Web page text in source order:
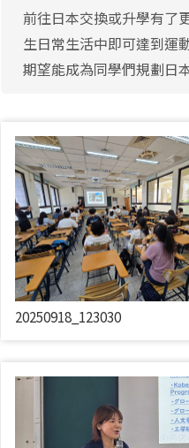
前往日本交換或升學有了
生日常生活中即可達到運
期望能成為同學們規劃日
20250918_123030